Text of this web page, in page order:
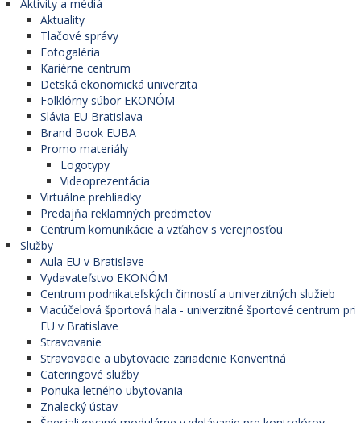
Aktivity a médiá
Aktuality
Tlačové správy
Fotogaléria
Kariérne centrum
Detská ekonomická univerzita
Folklórny súbor EKONÓM
Slávia EU Bratislava
Brand Book EUBA
Promo materiály
Logotypy
Videoprezentácia
Virtuálne prehliadky
Predajňa reklamných predmetov
Centrum komunikácie a vzťahov s verejnosťou
Služby
Aula EU v Bratislave
Vydavateľstvo EKONÓM
Centrum podnikateľských činností a univerzitných služieb
Viacúčelová športová hala - univerzitné športové centrum pri
EU v Bratislave
Stravovanie
Stravovacie a ubytovacie zariadenie Konventná
Cateringové služby
Ponuka letného ubytovania
Znalecký ústav